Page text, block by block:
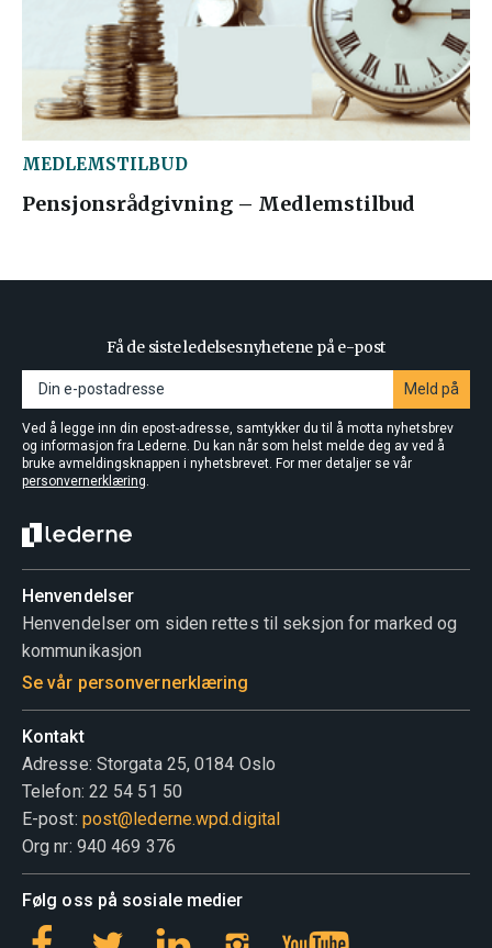
MEDLEMSTILBUD
Pensjonsrådgivning – Medlemstilbud
Få de siste ledelsesnyhetene på e-post
Meld på
Ved å legge inn din epost-adresse, samtykker du til å motta nyhetsbrev
og informasjon fra Lederne. Du kan når som helst melde deg av ved å
bruke avmeldingsknappen i nyhetsbrevet. For mer detaljer se vår
personvernerklæring.
Henvendelser
Henvendelser om siden rettes til seksjon for marked og
kommunikasjon
Se vår personvernerklæring
Kontakt
Adresse: Storgata 25, 0184 Oslo
Telefon: 22 54 51 50
E-post: post@lederne.wpd.digital
Org nr: 940 469 376
Følg oss på sosiale medier